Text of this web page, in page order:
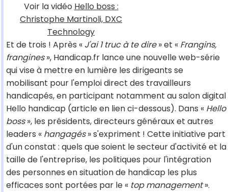
Voir la vidéo Hello boss :
Christophe Martinoli, DXC
Technology
Et de trois ! Après « J'ai 1 truc à te dire» et « Frangins,
frangines», Handicap.fr lance une nouvelle web-série
qui vise à mettre en lumière les dirigeants se
mobilisant pour l'emploi direct des travailleurs
handicapés, en participant notamment au salon digital
Hello handicap (article en lien ci-dessous). Dans « Hello
boss», les présidents, directeurs généraux et autres
leaders « hangagés» s'expriment ! Cette initiative part
d'un constat : quels que soient le secteur d'activité et la
taille de l'entreprise, les politiques pour l'intégration
des personnes en situation de handicap les plus
efficaces sont portées par le « top management».